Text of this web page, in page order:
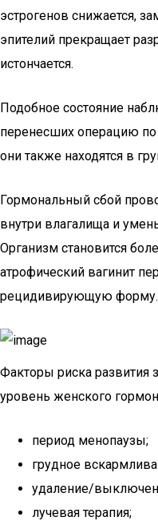
эстрогенов снижается,
эпителий прекращает
истончается.
Подобное состояние
перенесших операцию
они также находятся в
Гормональный сбой
внутри влагалища и
Организм становится
атрофический вагинит
рецидивирующую форму.
Факторы риска развития
уровень женского
период менопаузы;
грудное
удаление/
лучевая терапия;